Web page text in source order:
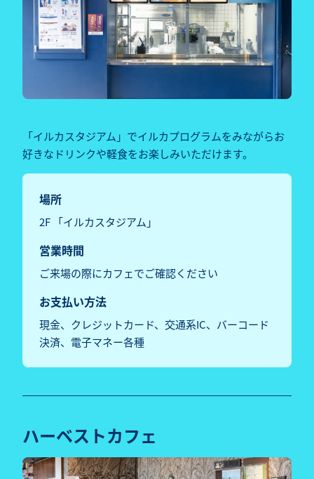
「イルカスタジアム」でイルカプログラムをみながらお
好きなドリンクや軽食をお楽しみいただけます。
場所
2F 「イルカスタジアム」
営業時間
ご来場の際にカフェでご確認ください
お支払い方法
現金、クレジットカード、交通系IC、バーコード
決済、電子マネー各種
ハーベストカフェ